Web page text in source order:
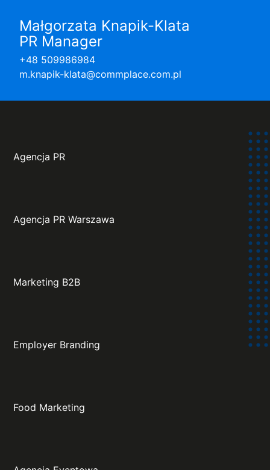
Małgorzata Knapik-Klata
PR Manager
+48 509986984
m.knapik-klata@commplace.com.pl
Agencja PR
Agencja PR Warszawa
Marketing B2B
Employer Branding
Food Marketing